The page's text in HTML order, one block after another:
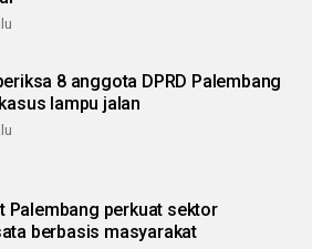
8 anggota DPRD Palembang
lampu jalan
Palembang perkuat sektor
berbasis masyarakat